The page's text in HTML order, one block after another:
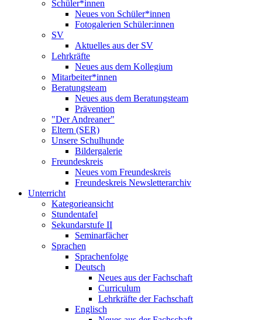
Schüler*innen
Neues von Schüler*innen
Fotogalerien Schüler:innen
SV
Aktuelles aus der SV
Lehrkräfte
Neues aus dem Kollegium
Mitarbeiter*innen
Beratungsteam
Neues aus dem Beratungsteam
Prävention
"Der Andreaner"
Eltern (SER)
Unsere Schulhunde
Bildergalerie
Freundeskreis
Neues vom Freundeskreis
Freundeskreis Newsletterarchiv
Unterricht
Kategorieansicht
Stundentafel
Sekundarstufe II
Seminarfächer
Sprachen
Sprachenfolge
Deutsch
Neues aus der Fachschaft
Curriculum
Lehrkräfte der Fachschaft
Englisch